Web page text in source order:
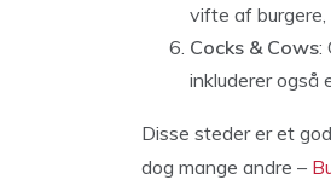
vifte af burgere,
Cocks & Cows:
inkluderer også
Disse steder er et
dog mange andre –